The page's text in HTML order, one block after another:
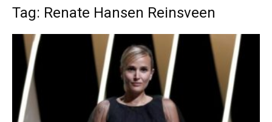
Tag: Renate Hansen Reinsveen